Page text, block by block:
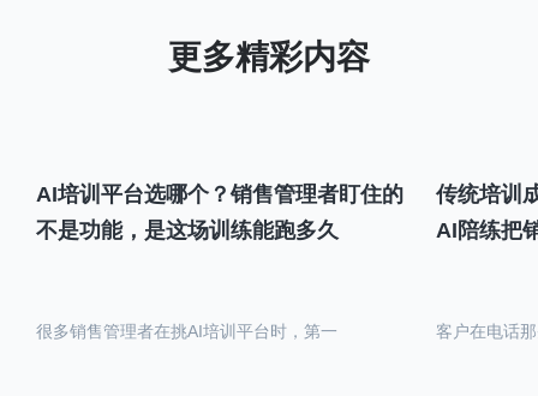
AI培训平台选哪个？销售管理者盯住的
不是功能，是这场训练能跑多久
很多销售管理者在挑AI培训平台时，第一
传统培训
AI陪练把
客户在电话